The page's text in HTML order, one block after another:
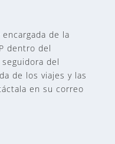
de la
dentro del
seguidora del
de los viajes y las
en su correo